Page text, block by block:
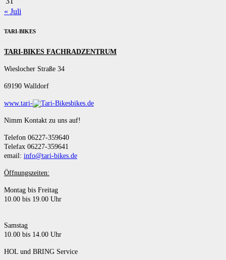
« Juli
TARI-BIKES
TARI-BIKES FACHRADZENTRUM
Wieslocher Straße 34
69190 Walldorf
www.tari- bikes.de
Nimm Kontakt zu uns auf!
Telefon 06227-359640
Telefax 06227-359641
email: info@tari-bikes.de
Öffnungszeiten:
Montag bis Freitag
10.00 bis 19.00 Uhr
Samstag
10.00 bis 14.00 Uhr
HOL und BRING Service